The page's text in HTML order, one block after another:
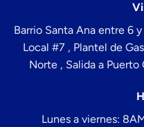
Barrio Santa Ana entre 6
Local #7 , Plantel de
Norte , Salida a Puerto
Lunes a viernes: